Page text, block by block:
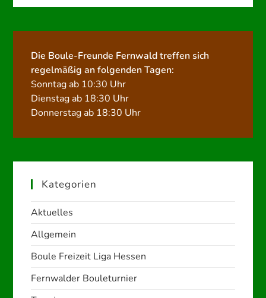
Die Boule-Freunde Fernwald treffen sich
regelmäßig an folgenden Tagen:
Sonntag ab 10:30 Uhr
Dienstag ab 18:30 Uhr
Donnerstag ab 18:30 Uhr
Kategorien
Aktuelles
Allgemein
Boule Freizeit Liga Hessen
Fernwalder Bouleturnier